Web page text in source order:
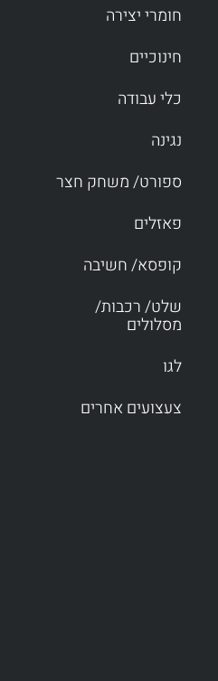
חומרי יצירה
חינוכיים
כלי עבודה
נגינה
ספורט/ משחק חצר
פאזלים
קופסא/ חשיבה
שלט/ רכבות/
מסלולים
לגו
צעצועים אחרים